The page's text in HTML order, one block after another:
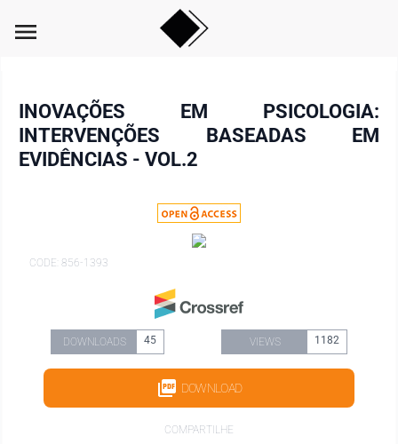
menu
INOVAÇÕES EM PSICOLOGIA:
INTERVENÇÕES BASEADAS EM
EVIDÊNCIAS - VOL.2
CODE: 856-1393
DOWNLOADS 45 VIEWS 1182
DOWNLOAD
COMPARTILHE